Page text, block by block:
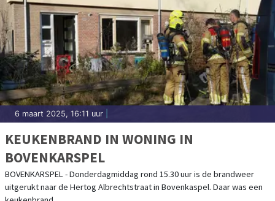
6 maart 2025, 16:11 uur
KEUKENBRAND IN WONING IN
BOVENKARSPEL
BOVENKARSPEL - Donderdagmiddag rond 15.30 uur is de brandweer
uitgerukt naar de Hertog Albrechtstraat in Bovenkaspel. Daar was een